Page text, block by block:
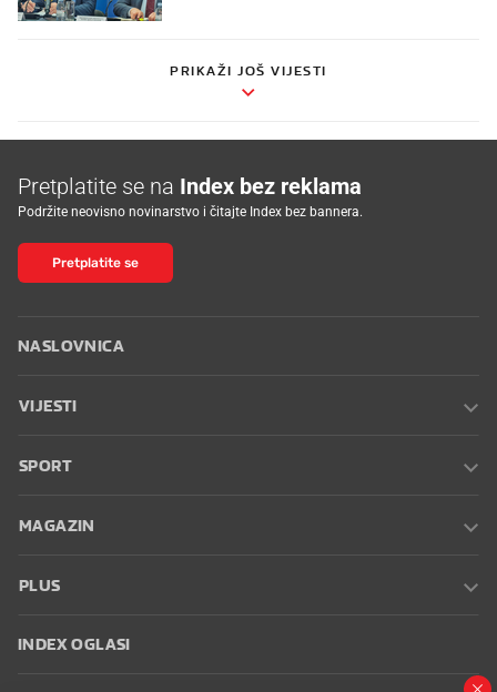
PRIKAŽI JOŠ VIJESTI
Pretplatite se na Index bez reklama
Podržite neovisno novinarstvo i čitajte Index bez bannera.
Pretplatite se
NASLOVNICA
VIJESTI
SPORT
MAGAZIN
PLUS
INDEX OGLASI